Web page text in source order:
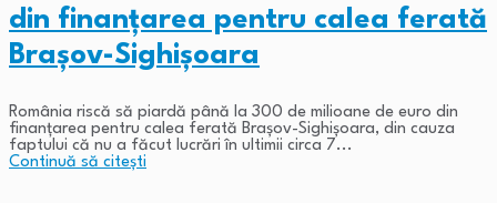
din finanțarea pentru calea ferată
Brașov-Sighișoara
România riscă să piardă până la 300 de milioane de euro din
finanțarea pentru calea ferată Brașov-Sighișoara, din cauza
faptului că nu a făcut lucrări în ultimii circa 7...
Continuă să citești